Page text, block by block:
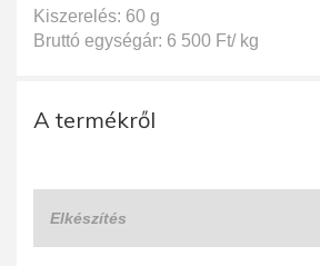
Kiszerelés: 60 g
Bruttó egységár: 6 500 Ft/ kg
A termékről
Elkészítés